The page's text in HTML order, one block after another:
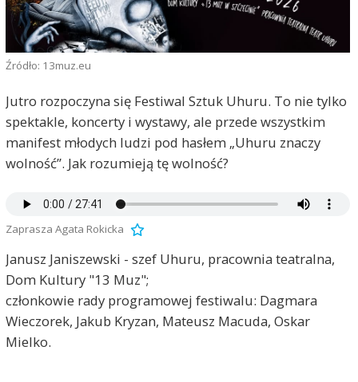
Źródło: 13muz.eu
Jutro rozpoczyna się Festiwal Sztuk Uhuru. To nie tylko
spektakle, koncerty i wystawy, ale przede wszystkim
manifest młodych ludzi pod hasłem „Uhuru znaczy
wolność”. Jak rozumieją tę wolność?
Zaprasza Agata Rokicka
Janusz Janiszewski - szef Uhuru, pracownia teatralna,
Dom Kultury "13 Muz";
członkowie rady programowej festiwalu: Dagmara
Wieczorek, Jakub Kryzan, Mateusz Macuda, Oskar
Mielko.